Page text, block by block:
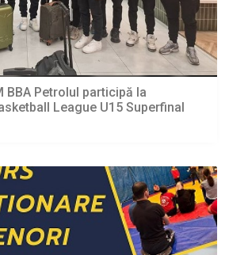
BBA Petrolul participă la
League U15 Superfinal